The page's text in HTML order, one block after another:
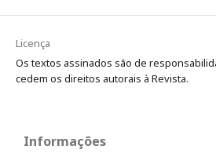
Licença
Os textos assinados são de
cedem os direitos autorais à Revista.
Informações